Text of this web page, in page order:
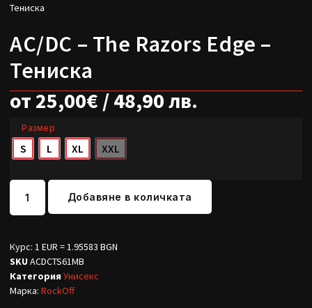
Тениска
AC/DC – The Razors Edge –
Тениска
от25,00€/ 48,90 лв.
Размер
S L XL XXL
Добавяне в количката
Курс: 1 EUR = 1.95583 BGN
SKU ACDCTS61MB
Категория Унисекс
Марка: RockOff